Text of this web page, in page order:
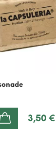
3,50 €